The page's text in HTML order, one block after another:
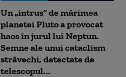
Un „intrus” de mărimea
planetei Pluto a provocat
haos în jurul lui Neptun.
Semne ale unui cataclism
străvechi, detectate de
telescopul...